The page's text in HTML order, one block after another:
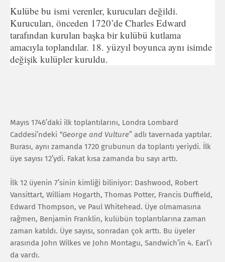
Kulübe bu ismi verenler, kurucuları değildi.
Kurucuları, önceden 1720’de Charles Edward
tarafından kurulan başka bir kulübü kutlama
amacıyla toplandılar. 18. yüzyıl boyunca aynı isimde
değişik kulüpler kuruldu.
Mayıs 1746’daki ilk toplantılarını, Londra Lombard
Caddesi’ndeki “George and Vulture” adlı tavernada yaptılar.
Burası, aynı zamanda 1720 grubunun da toplantı yeriydi. İlk
üye sayısı 12’ydi. Fakat kısa zamanda bu sayı arttı.
İlk 12 üyenin 7’sinin kimliği biliniyor: Dashwood, Robert
Vansittart, William Hogarth, Thomas Potter, Francis Duffield,
Edward Thompson, ve Paul Whitehead. Üye olmamasına
rağmen, Benjamin Franklin, kulübün toplantılarına zaman
zaman katıldı. Üye sayısı, sonradan çok arttı. Bu üyeler
arasında John Wilkes ve John Montagu, Sandwich’in 4. Earl’ı
da vardı.